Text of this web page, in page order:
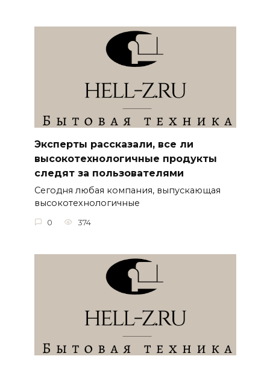
Эксперты рассказали, все ли
высокотехнологичные продукты
следят за пользователями
Сегодня любая компания, выпускающая
высокотехнологичные
0 374